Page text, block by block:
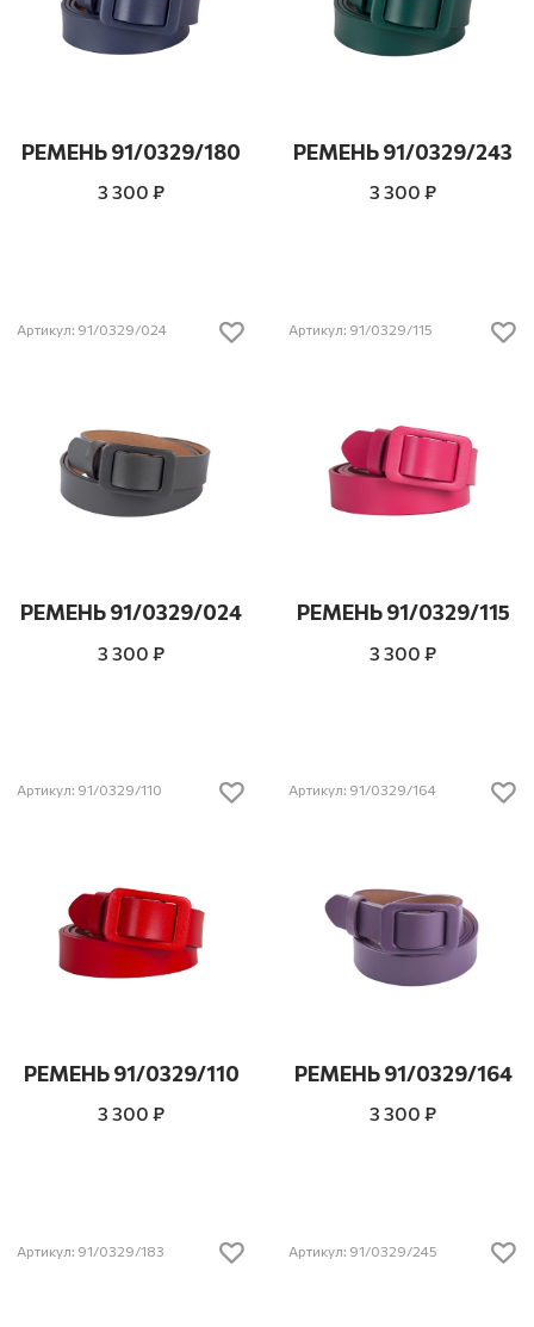
РЕМЕНЬ 91/0329/180
3 300 ₽
РЕМЕНЬ 91/0329/243
3 300 ₽
Артикул: 91/0329/024
РЕМЕНЬ 91/0329/024
3 300 ₽
Артикул: 91/0329/115
РЕМЕНЬ 91/0329/115
3 300 ₽
Артикул: 91/0329/110
РЕМЕНЬ 91/0329/110
3 300 ₽
Артикул: 91/0329/164
РЕМЕНЬ 91/0329/164
3 300 ₽
Артикул: 91/0329/183 Артикул: 91/0329/245